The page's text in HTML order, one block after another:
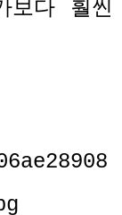
보다 훨씬